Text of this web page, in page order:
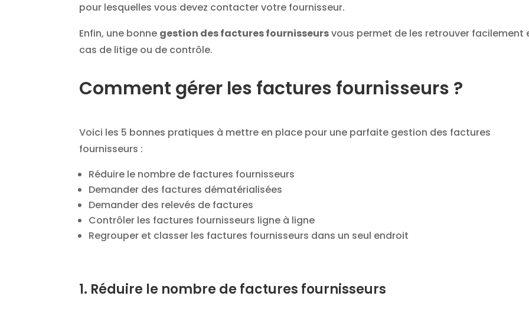
pour lesquelles vous devez contacter votre fournisseur.
Enfin, une bonne gestion des factures fournisseursvous permet de les retrouver facilement
cas de litige ou de contrôle.
Comment gérer les factures fournisseurs ?
Voici les 5 bonnes pratiques à mettre en place pour une parfaite gestion des factures
fournisseurs :
Réduire le nombre de factures fournisseurs
Demander des factures dématérialisées
Demander des relevés de factures
Contrôler les factures fournisseurs ligne à ligne
Regrouper et classer les factures fournisseurs dans un seul endroit
1. Réduire le nombre de factures fournisseurs